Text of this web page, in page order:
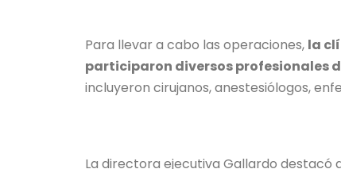
Para llevar a cabo las operaciones, la
participaron diversos profesionales
incluyeron cirujanos, anestesiólogos,
La directora ejecutiva Gallardo destacó